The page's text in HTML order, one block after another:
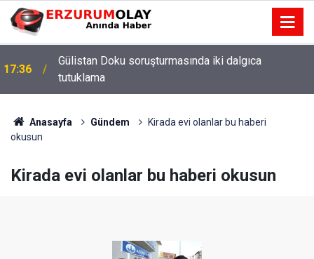
17:36
Gülistan Doku soruşturmasında iki dalgıca
tutuklama
Anasayfa Gündem
Kirada evi olanlar bu haberi
okusun
Kirada evi olanlar bu haberi okusun